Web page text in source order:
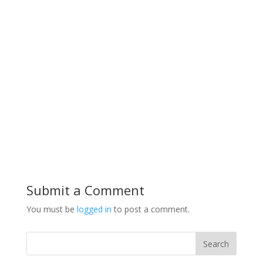
Submit a Comment
You must be logged in to post a comment.